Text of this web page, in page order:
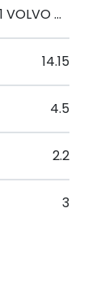
1 VOLVO D2-75 75 CV
14.15
4.5
2.2
3